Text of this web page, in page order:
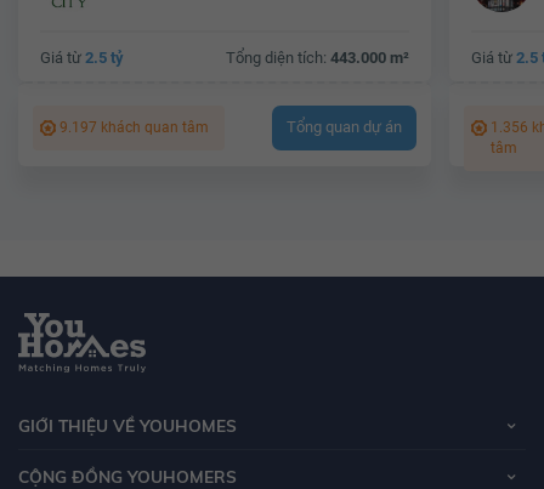
Giá từ 2.5 tỷ Tổng diện tích: 443.000 m²
9.197 khách quan tâm Tổng quan dự án
Giá từ 2.5
1.356
tâm
GIỚI THIỆU VỀ YOUHOMES
CỘNG ĐỒNG YOUHOMERS